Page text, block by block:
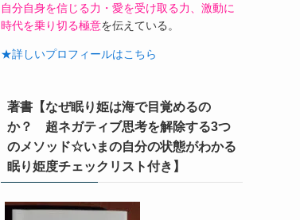
自分自身を信じる力・愛を受け取る力、激動に
時代を乗り切る極意を伝えている。
★詳しいプロフィールはこちら
著書【なぜ眠り姫は海で目覚めるの
か？ 超ネガティブ思考を解除する3つ
のメソッド☆いまの自分の状態がわかる
眠り姫度チェックリスト付き】